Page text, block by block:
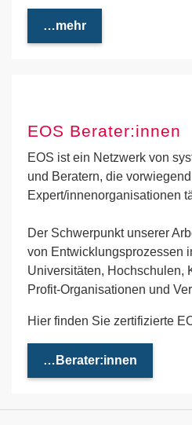
…mehr
EOS Berater:innen
EOS ist ein Netzwerk von
und Beratern, die
Expert/innenorganisationen
Der Schwerpunkt unserer
von Entwicklungsprozessen
Universitäten, Hochschulen,
Profit-Organisationen und
Hier finden Sie zertifizierte
…Berater:innen